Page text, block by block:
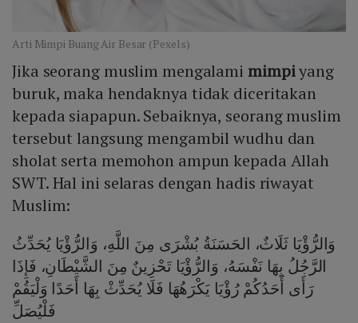
Arti Mimpi Buang Air Besar (Pexels)
Jika seorang muslim mengalami mimpiyang
buruk, maka hendaknya tidak diceritakan
kepada siapapun. Sebaiknya, seorang muslim
tersebut langsung mengambil wudhu dan
sholat serta memohon ampun kepada Allah
SWT. Hal ini selaras dengan hadis riwayat
Muslim:
وَالرُّؤْيَا ثَلَاثٌ، الحَسَنَةُ بُشْرَى مِنَ اللَّهِ، وَالرُّؤْيَا يُحَدِّثُ
الرَّجُلُ بِهَا نَفْسَهُ، وَالرُّؤْيَا تَحْزِينٌ مِنَ الشَّيْطَانِ، فَإِذَا
رَأَى أَحَدُكُمْ رُؤْيَا يَكْرَهُهَا فَلَا يُحَدِّثْ بِهَا أَحَدًا وَلْيَقُمْ
فَلْيُصَلِّ